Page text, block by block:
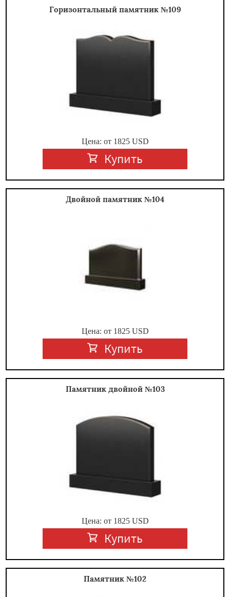
Горизонтальный памятник №109
Цена: от 1825USD
Купить
Двойной памятник №104
Цена: от 1825USD
Купить
Памятник двойной №103
Цена: от 1825USD
Купить
Памятник №102